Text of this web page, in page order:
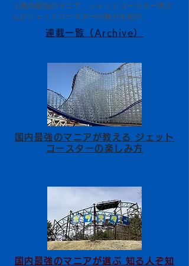
う国内最強のマニア、ジェットコースター男さ
んがジェットコースターの魅力を紹介。
連載一覧（Archive）
国内最強のマニアが教える ジェット
コースターの楽しみ方
国内最強のマニアが選ぶ 知る人ぞ知